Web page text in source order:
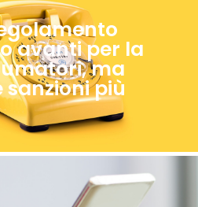
avanti per la
ma
più